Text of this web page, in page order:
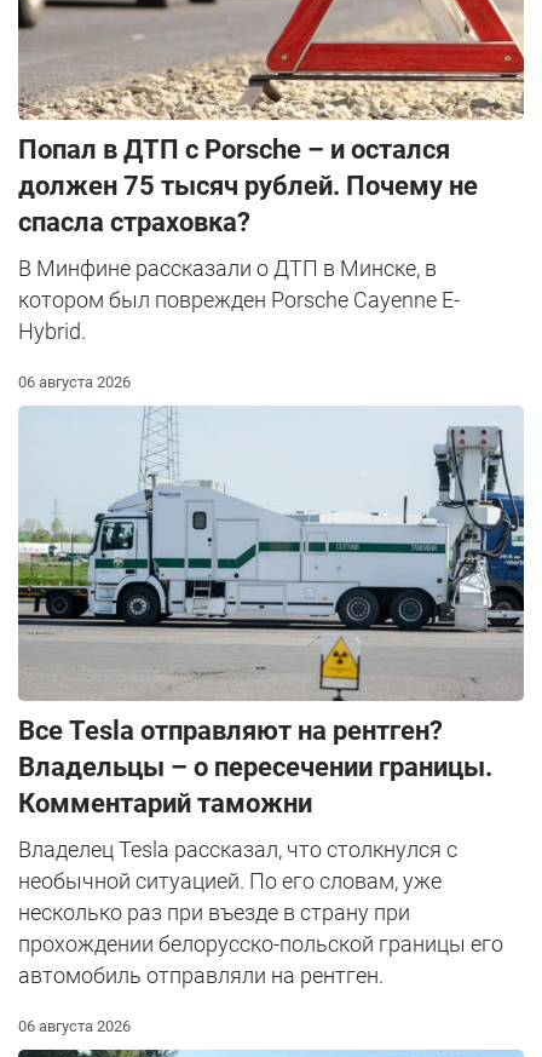
​Попал в ДТП с Porsche – и остался
должен 75 тысяч рублей. Почему не
спасла страховка?
В Минфине рассказали о ДТП в Минске, в
котором был поврежден Porsche Cayenne E-
Hybrid.
06 августа 2026
Все Tesla отправляют на рентген?
Владельцы – о пересечении границы.
Комментарий таможни
Владелец Tesla рассказал, что столкнулся с
необычной ситуацией. По его словам, уже
несколько раз при въезде в страну при
прохождении белорусско-польской границы его
автомобиль отправляли на рентген.
06 августа 2026